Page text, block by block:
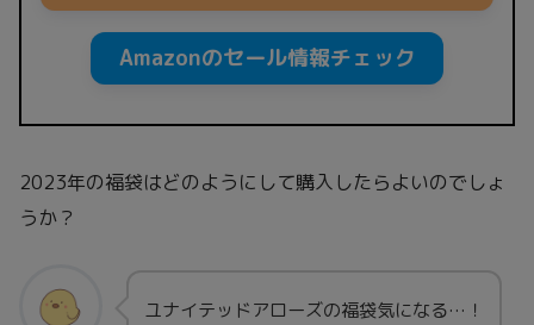
Amazonのセール情報チェック
2023年の福袋はどのようにして購入したらよいのでしょ
うか？
ユナイテッドアローズの福袋気になる…！